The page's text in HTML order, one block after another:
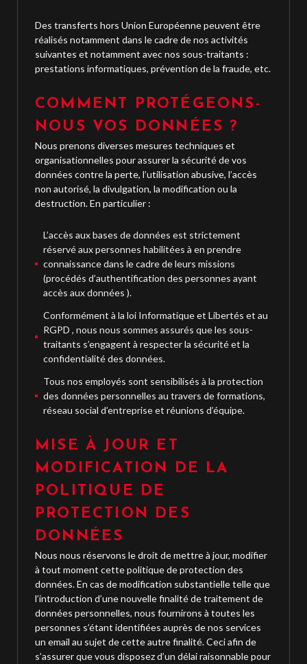
Des transferts hors Union Européenne peuvent être
réalisés notamment dans le cadre de nos activités
suivantes et notamment avec nos sous-traitants :
prestations informatiques, prévention de la fraude, etc.
COMMENT PROTÉGEONS-
NOUS VOS DONNÉES ?
Nous prenons diverses mesures techniques et
organisationnelles pour assurer la sécurité de vos
données contre la perte, l’utilisation abusive, l’accès
non autorisé, la divulgation, la modification ou la
destruction. En particulier :
L’accès aux bases de données est strictement
réservé aux personnes habilitées à en prendre
connaissance dans le cadre de leurs missions
(procédés d’authentification des personnes ayant
accès aux données ).
Conformément à la loi Informatique et Libertés et au
RGPD , nous nous sommes assurés que les sous-
traitants s’engagent à respecter la sécurité et la
confidentialité des données.
Tous nos employés sont sensibilisés à la protection
des données personnelles au travers de formations,
réseau social d’entreprise et réunions d’équipe.
MISE À JOUR ET
MODIFICATION DE LA
POLITIQUE DE
PROTECTION DES
DONNÉES
Nous nous réservons le droit de mettre à jour, modifier
à tout moment cette politique de protection des
données. En cas de modification substantielle telle que
l’introduction d’une nouvelle finalité de traitement de
données personnelles, nous fournirons à toutes les
personnes s’étant identifiées auprès de nos services
un email au sujet de cette autre finalité. Ceci afin de
s’assurer que vous disposez d’un délai raisonnable pour